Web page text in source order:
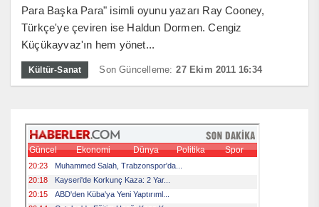
Para Başka Para" isimli oyunu yazarı Ray Cooney,
Türkçe'ye çeviren ise Haldun Dormen. Cengiz
Küçükayvaz'ın hem yönet...
Kültür-Sanat Son Güncelleme: 27 Ekim 2011 16:34